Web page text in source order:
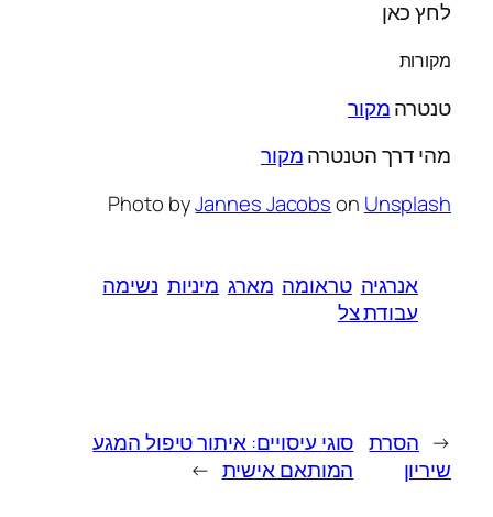
לחץ כאן
מקורות
טנטרהמקור
מהי דרך הטנטרהמקור
Photo byJannes Jacobson Unsplash
אנרגיה טראומה מארג מיניות נשימה
עבודת צל
← הסרת
שיריון
סוגי עיסויים: איתור טיפול המגע
המותאם אישית →